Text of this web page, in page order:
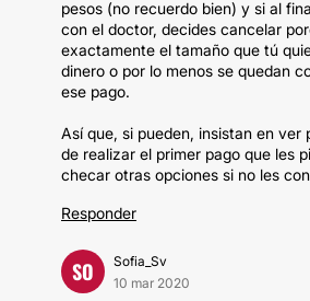
pesos (no recuerdo bien) y si al
con el doctor, decides cancelar
exactamente el tamaño que tú
dinero o por lo menos se quedan
ese pago.
Así que, si pueden, insistan en ver
de realizar el primer pago que les
checar otras opciones si no les
Responder
SO
Sofia_Sv
10 mar 2020